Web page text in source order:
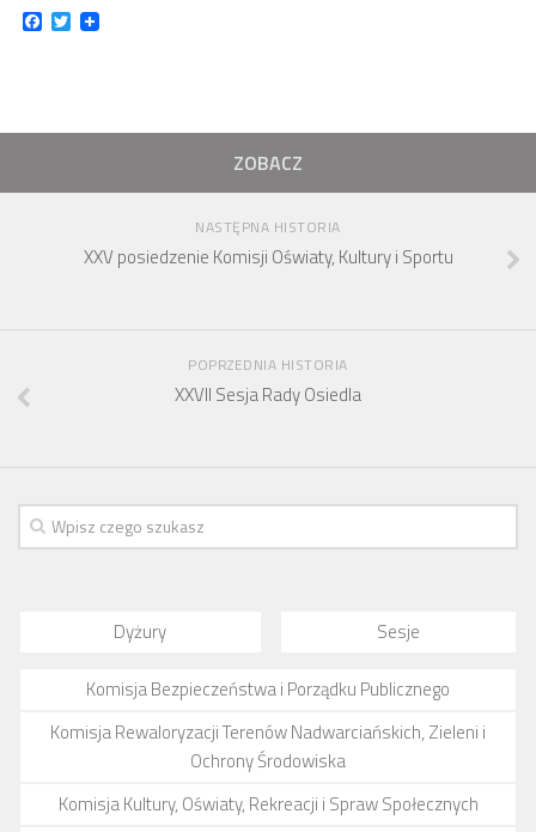
numer 2/2015
Archiwum sesji (protokoły)
Uchwały Rady Osiedla
Uchwały Zarządu Osiedla
Budżet 2014
Projekty
Inicjatywy osiedlowe
Miejsca parkingowe
Problemy Szyperska – Piaskowa – Garbary
Facebook
Twitter
ZOBACZ
NASTĘPNA HISTORIA
XXV posiedzenie Komisji Oświaty, Kultury i Sportu
POPRZEDNIA HISTORIA
XXVII Sesja Rady Osiedla
Dyżury Sesje
Komisja Bezpieczeństwa i Porządku Publicznego
Komisja Rewaloryzacji Terenów Nadwarciańskich, Zieleni i
Ochrony Środowiska
Komisja Kultury, Oświaty, Rekreacji i Spraw Społecznych